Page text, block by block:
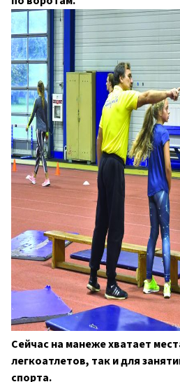
Сейчас на манеже хватает
легкоатлетов, так и для
спорта.